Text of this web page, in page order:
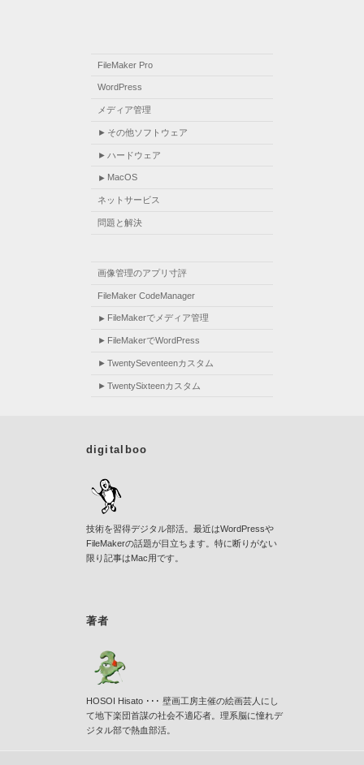
FileMaker Pro
WordPress
メディア管理
その他ソフトウェア
ハードウェア
MacOS
ネットサービス
問題と解決
画像管理のアプリ寸評
FileMaker CodeManager
FileMakerでメディア管理
FileMakerでWordPress
TwentySeventeenカスタム
TwentySixteenカスタム
digitalboo
技術を習得デジタル部活。最近はWordPressや
FileMakerの話題が目立ちます。特に断りがない
限り記事はMac用です。
著者
HOSOI Hisato ･･･ 壁画工房主催の絵画芸人にし
て地下楽団首謀の社会不適応者。理系脳に憧れデ
ジタル部で熱血部活。